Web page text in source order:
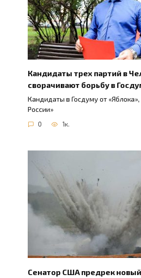
Кандидаты трех партий в
сворачивают борьбу в
Кандидаты в Госдуму от
России»
0 1к.
Сенатор США предрек